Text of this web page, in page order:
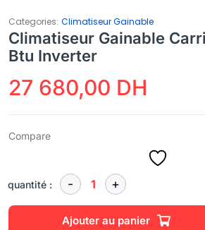
Categories: Climatiseur Gainable
Climatiseur Gainable
Btu Inverter
27 680,00 DH
Compare
quantité :
Ajouter au panier